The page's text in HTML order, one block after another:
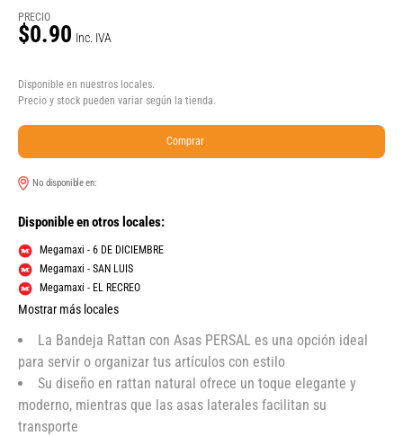
PRECIO
$0.90 Inc. IVA
Disponible en nuestros locales.
Precio y stock pueden variar según la tienda.
Comprar
No disponible en:
Disponible en otros locales:
Megamaxi - 6 DE DICIEMBRE
Megamaxi - SAN LUIS
Megamaxi - EL RECREO
Mostrar más locales
La Bandeja Rattan con Asas PERSAL es una opción ideal
para servir o organizar tus artículos con estilo
Su diseño en rattan natural ofrece un toque elegante y
moderno, mientras que las asas laterales facilitan su
transporte